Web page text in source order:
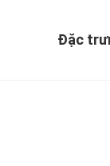
Đặc